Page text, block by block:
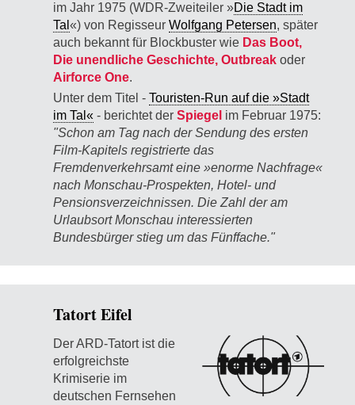
im Jahr 1975 (WDR-Zweiteiler »Die Stadt im
Tal «) von Regisseur Wolfgang Petersen, später
auch bekannt für Blockbuster wie Das Boot,
Die unendliche Geschichte, Outbreak oder
Airforce One.
Unter dem Titel - Touristen-Run auf die »Stadt
im Tal« - berichtet der Spiegel im Februar 1975:
"Schon am Tag nach der Sendung des ersten
Film-Kapitels registrierte das
Fremdenverkehrsamt eine »enorme Nachfrage«
nach Mon­schau-Prospekten, Hotel- und
Pensionsverzeichnissen. Die Zahl der am
Urlaubsort Mon­schau interessierten
Bundesbürger stieg um das Fünffache."
Tatort Eifel
Der ARD-Tatort ist die
erfolgreichste
Krimiserie im
deutschen Fernsehen